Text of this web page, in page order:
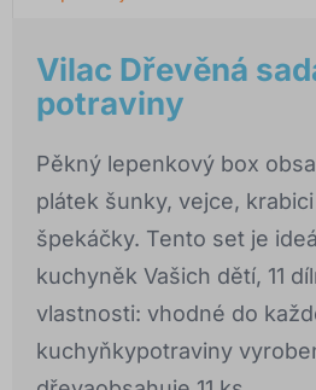
Vilac Dřevěná
potraviny
Pěkný lepenkový box
plátek šunky, vejce,
špekáčky. Tento set je
kuchyněk Vašich dětí, 11
vlastnosti: vhodné do
kuchyňkypotraviny